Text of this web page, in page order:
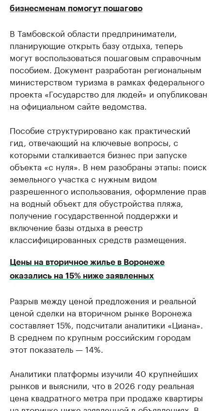
бизнесменам помогут пошагово
В Тамбовской области предприниматели,
планирующие открыть базу отдыха, теперь
могут воспользоваться пошаговым справочным
пособием. Документ разработан региональным
министерством туризма в рамках федерального
проекта «Государство для людей» и опубликован
на официальном сайте ведомства.
Пособие структурировано как практический
гид, отвечающий на ключевые вопросы, с
которыми сталкивается бизнес при запуске
объекта «с нуля». В нем разобраны этапы: поиск
земельного участка с нужным видом
разрешенного использования, оформление прав
на водный объект для обустройства пляжа,
получение государственной поддержки и
включение базы отдыха в реестр
классифицированных средств размещения.
Цены на вторичное жилье в Воронеже
оказались на 15% ниже заявленных
Разрыв между ценой предложения и реальной
ценой сделки на вторичном рынке Воронежа
составляет 15%, подсчитали аналитики «Циана».
В среднем по крупным российским городам
этот показатель — 14%.
Аналитики платформы изучили 40 крупнейших
рынков и выяснили, что в 2026 году реальная
цена квадратного метра при продаже квартиры